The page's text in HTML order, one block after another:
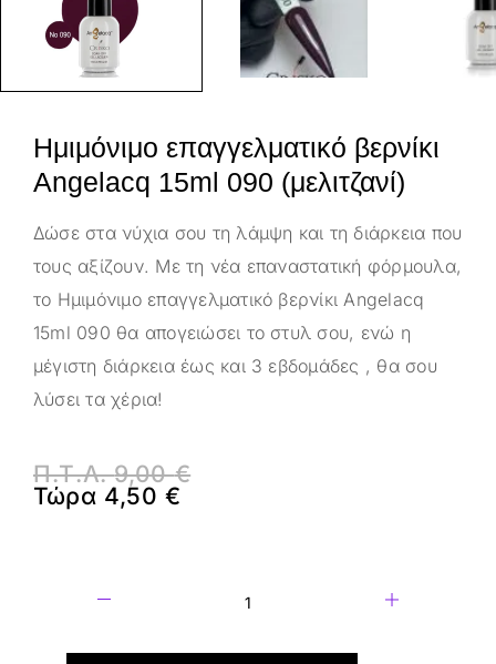
Ημιμόνιμο επαγγελματικό βερνίκι
Angelacq 15ml 090 (μελιτζανί)
Δώσε στα νύχια σου τη λάμψη και τη διάρκεια που
τους αξίζουν. Με τη νέα επαναστατική φόρμουλα,
το Ημιμόνιμο επαγγελματικό βερνίκι Angelacq
15ml 090 θα απογειώσει το στυλ σου, ενώ η
μέγιστη διάρκεια έως και 3 εβδομάδες , θα σου
λύσει τα χέρια!
Π.Τ.Λ.9,00€
Τώρα 4,50€